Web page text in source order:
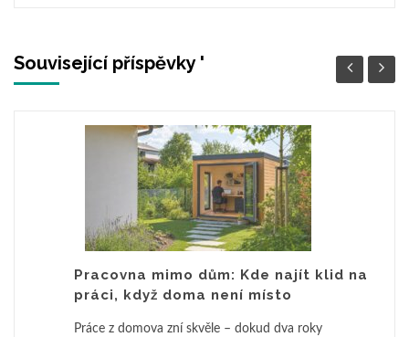
Související příspěvky '
Pracovna mimo dům: Kde najít klid na
práci, když doma není místo
Práce z domova zní skvěle – dokud dva roky